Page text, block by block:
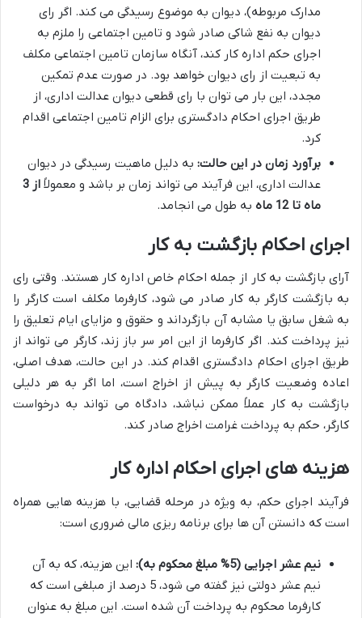
مدارک مربوطه)، دیوان به موضوع رسیدگی می کند. اگر رای
دیوان به نفع شاکی صادر شود و تامین اجتماعی را ملزم به
اجرای حکم اداره کار کند، آنگاه سازمان تامین اجتماعی مکلف
به تبعیت از رای دیوان خواهد بود. در صورت عدم تمکین
مجدد، این بار می توان با رای قطعی دیوان عدالت اداری، از
طریق اجرای احکام دادگستری برای الزام تامین اجتماعی اقدام
کرد.
برآورد زمان در این حالت: به دلیل ماهیت رسیدگی در دیوان
عدالت اداری، این فرآیند می تواند زمان بر باشد و معمولاً
از 3
ماه تا 12 ماه
به طول می انجامد.
اجرای احکام بازگشت به کار
آرای بازگشت به کار از جمله احکام خاص اداره کار هستند. وقتی رای
به بازگشت کارگر به کار صادر می شود، کارفرما مکلف است کارگر را
به شغل سابق یا مشابه آن بازگرداند و حقوق و مزایای ایام تعلیق را
نیز پرداخت کند. اگر کارفرما از این امر سر باز زند، کارگر می تواند از
طریق اجرای احکام دادگستری اقدام کند. در این حالت، هدف اصلی،
اعاده وضعیت کارگر به پیش از اخراج است، اما اگر به هر دلیلی
بازگشت به کار عملاً ممکن نباشد، دادگاه می تواند به درخواست
کارگر، حکم به پرداخت غرامت اخراج صادر کند.
هزینه های اجرای احکام اداره کار
فرآیند اجرای حکم، به ویژه در مرحله قضایی، با هزینه هایی همراه
است که دانستن آن ها برای برنامه ریزی مالی ضروری است:
نیم عشر اجرایی (5% مبلغ محکوم به):
این هزینه، که به آن
نیم عشر دولتی نیز گفته می شود، 5 درصد از مبلغی است که
کارفرما محکوم به پرداخت آن شده است. این مبلغ به عنوان